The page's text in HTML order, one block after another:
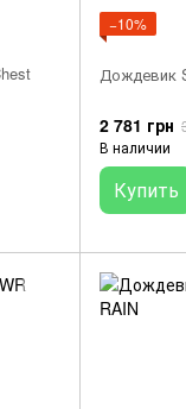
−10%
Дождевик
2 781 грн
В наличии
Купить